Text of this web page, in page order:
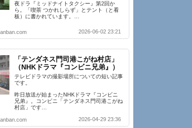
夜ドラ『ミッドナイトタクシー』第2回か
ら。「喫茶 つかれしらず」とテント（と看
板）に書かれています。…
2026-06-02 23:21
「テンダネス門司港こがね村店」
（NHKドラマ『コンビニ兄弟』）
テレビドラマの撮影場所についての短い記事
です。
昨日放送が始まったNHKドラマ『コンビニ
兄弟』。コンビニ「テンダネス門司港こがね
村店」です…
2026-04-29 23:36